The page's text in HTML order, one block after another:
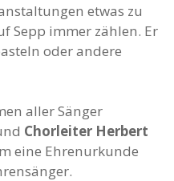
etwas zu
Sepp immer zählen. Er
oder andere
aller Sänger
Chorleiter Herbert
eine Ehrenurkunde